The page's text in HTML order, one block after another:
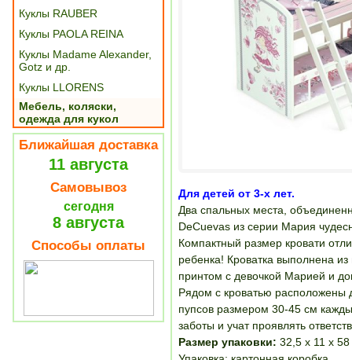
Куклы RAUBER
Куклы PAOLA REINA
Куклы Madame Alexander,
Gotz и др.
Куклы LLORENS
Мебель, коляски,
одежда для кукол
Ближайшая доставка
11 августа
Самовывоз
сегодня
8 августа
Способы оплаты
Для детей от 3-х лет.
Два спальных места,
DeCuevas из серии Мария
Компактный размер кровати
ребенка! Кроватка выполнена
принтом с девочкой Марией и
Рядом с кроватью расположены
пупсов размером 30-45 см
заботы и учат проявлять
Размер упаковки: 32,5 х 11 х